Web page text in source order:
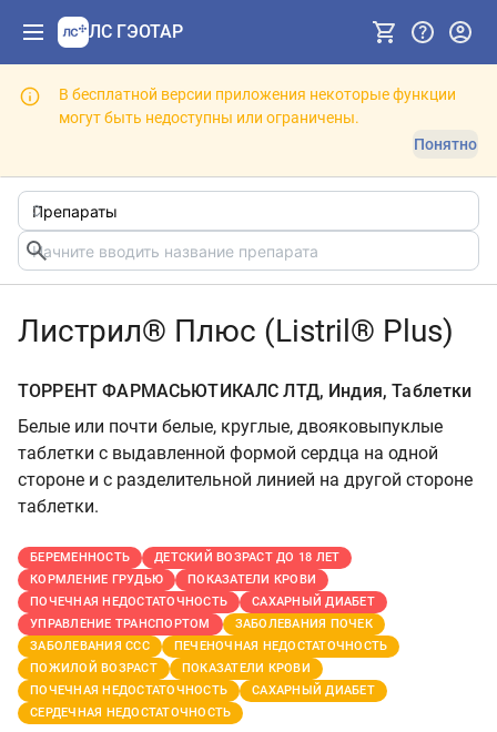
ЛС ГЭОТАР
В бесплатной версии приложения некоторые функции
могут быть недоступны или ограничены.
Понятно
Листрил® Плюс (Listril® Plus)
ТОРРЕНТ ФАРМАСЬЮТИКАЛС ЛТД, Индия, Таблетки
Белые или почти белые, круглые, двояковыпуклые
таблетки с выдавленной формой сердца на одной
стороне и с разделительной линией на другой стороне
таблетки.
БЕРЕМЕННОСТЬ
ДЕТСКИЙ ВОЗРАСТ ДО 18 ЛЕТ
КОРМЛЕНИЕ ГРУДЬЮ
ПОКАЗАТЕЛИ КРОВИ
ПОЧЕЧНАЯ НЕДОСТАТОЧНОСТЬ
САХАРНЫЙ ДИАБЕТ
УПРАВЛЕНИЕ ТРАНСПОРТОМ
ЗАБОЛЕВАНИЯ ПОЧЕК
ЗАБОЛЕВАНИЯ ССС
ПЕЧЕНОЧНАЯ НЕДОСТАТОЧНОСТЬ
ПОЖИЛОЙ ВОЗРАСТ
ПОКАЗАТЕЛИ КРОВИ
ПОЧЕЧНАЯ НЕДОСТАТОЧНОСТЬ
САХАРНЫЙ ДИАБЕТ
СЕРДЕЧНАЯ НЕДОСТАТОЧНОСТЬ